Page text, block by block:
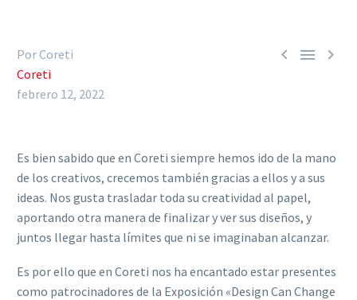
  
Por Coreti
Coreti
febrero 12, 2022
Es bien sabido que en Coreti siempre hemos ido de la mano
de los creativos, crecemos también gracias a ellos y a sus
ideas. Nos gusta trasladar toda su creatividad al papel,
aportando otra manera de finalizar y ver sus diseños, y
juntos llegar hasta límites que ni se imaginaban alcanzar.
Es por ello que en Coreti nos ha encantado estar presentes
como patrocinadores de la Exposición «Design Can Change